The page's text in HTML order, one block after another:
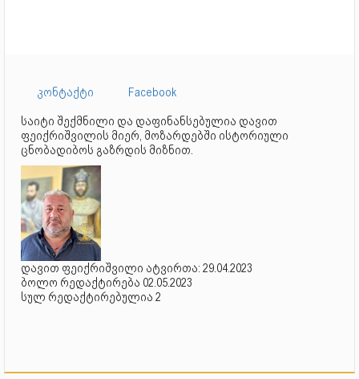
კონტაქტი
Facebook
საიტი შექმნილი და დაფინანსებულია დავით
ფეიქრიშვილის მიერ, მოზარდებში ისტორიული
ცნობადიბოს გაზრდის მიზნით.
დავით ფეიქრიშვილი ატვირთა: 29.04.2023
ბოლო რედაქტირება 02.05.2023
სულ რედაქტირებულია 2